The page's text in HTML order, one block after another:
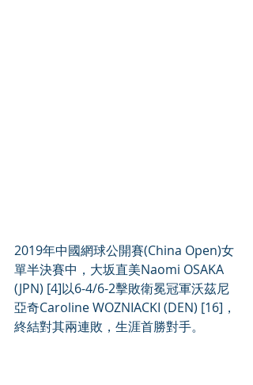
2019年中國網球公開賽(China Open)女
單半決賽中，大坂直美Naomi OSAKA
(JPN) [4]以6-4/6-2擊敗衛冕冠軍沃茲尼
亞奇Caroline WOZNIACKI (DEN) [16]，
終結對其兩連敗，生涯首勝對手。